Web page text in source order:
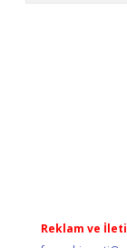
Reklam ve